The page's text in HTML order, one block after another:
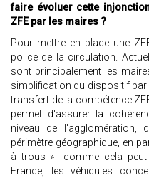
faire évoluer cette
ZFE par les maires ?
Pour mettre en place une
police de la circulation.
sont principalement les
simplification du dispositif par
transfert de la compétence
permet d'assurer la
niveau de
périmètre géographique, en
à trous » comme cela peut
France, les véhicules